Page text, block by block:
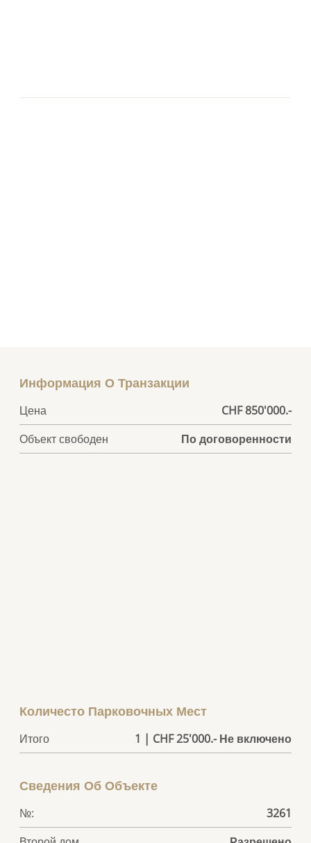
Информация О Транзакции
Цена
CHF 850'000.-
Объект свободен
По договоренности
Количесто Парковочных Мест
Итого 1 | CHF 25'000.- Не включено
Сведения Об Объекте
№:
3261